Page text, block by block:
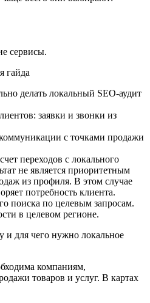
сервисы.
гайда
делать локальный SEO-аудит
заявки и звонки из
с точками продажи
переходов с локального
не является приоритетным
из профиля. В этом случае
потребность клиента.
поиска по целевым запросам.
в целевом регионе.
и для чего нужно локальное
компаниям,
товаров и услуг. В картах